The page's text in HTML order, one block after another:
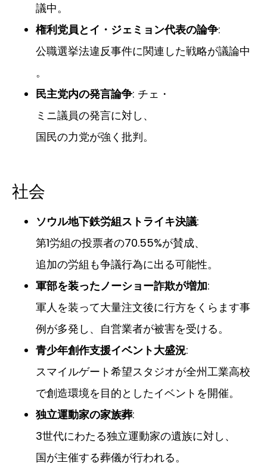
議中。
権利党員とイ・ジェミョン代表の論争:
公職選挙法違反事件に関連した戦略が議論中
。
民主党内の発言論争: チェ・
ミニ議員の発言に対し、
国民の力党が強く批判。
社会
ソウル地下鉄労組ストライキ決議:
第1労組の投票者の70.55%が賛成、
追加の労組も争議行為に出る可能性。
軍部を装ったノーショー詐欺が増加:
軍人を装って大量注文後に行方をくらます事
例が多発し、自営業者が被害を受ける。
青少年創作支援イベント大盛況:
スマイルゲート希望スタジオが全州工業高校
で創造環境を目的としたイベントを開催。
独立運動家の家族葬:
3世代にわたる独立運動家の遺族に対し、
国が主催する葬儀が行われる。